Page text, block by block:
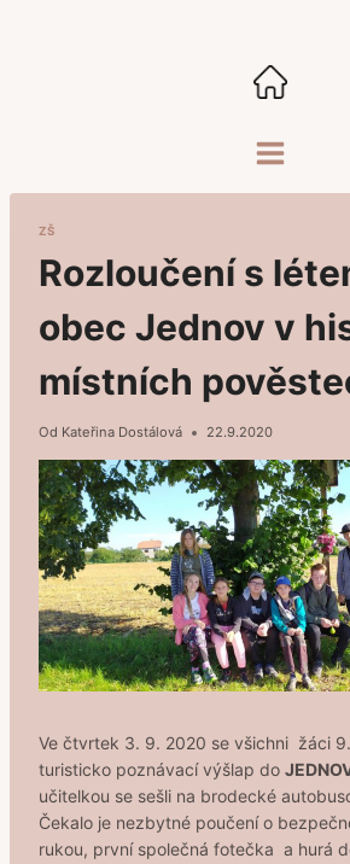
ZŠ
Rozloučení s
obec Jednov v
místních
Od Kateřina Dostálová 22.9.2020
Ve čtvrtek 3. 9. 2020 se všichni žáci
turisticko poznávací výšlap do
učitelkou se sešli na brodecké
Čekalo je nezbytné poučení o
rukou, první společná fotečka a hurá